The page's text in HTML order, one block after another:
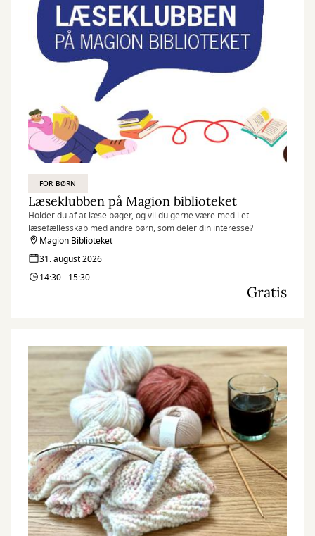
FOR BØRN
Læseklubben på Magion biblioteket
Holder du af at læse bøger, og vil du gerne være med i et
læsefællesskab med andre børn, som deler din interesse?
Magion Biblioteket
31. august 2026
14:30 - 15:30
Gratis